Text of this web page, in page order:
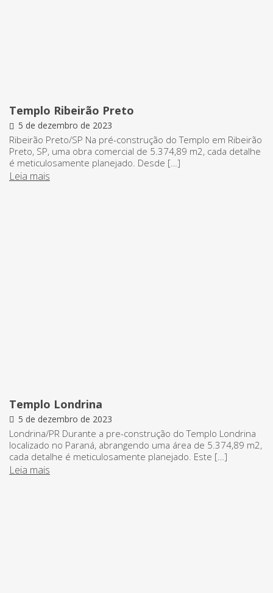
Templo Ribeirão Preto
5 de dezembro de 2023
Ribeirão Preto/SP Na pré-construção do Templo em Ribeirão
Preto, SP, uma obra comercial de 5.374,89 m2, cada detalhe
é meticulosamente planejado. Desde […]
Leia mais
Templo Londrina
5 de dezembro de 2023
Londrina/PR Durante a pre-construção do Templo Londrina
localizado no Paraná, abrangendo uma área de 5.374,89 m2,
cada detalhe é meticulosamente planejado. Este […]
Leia mais